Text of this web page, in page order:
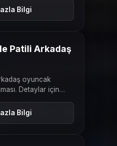
Bilgi
Patili Arkadaş
oyuncak
için
Bilgi